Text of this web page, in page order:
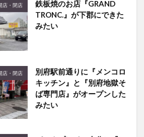
店・閉店
鉄板焼のお店『GRAND
TRONC.』が下郡にできた
みたい
店・閉店
別府駅前通りに『メンコロ
キッチン』と『別府地獄そ
ば専門店』がオープンした
みたい